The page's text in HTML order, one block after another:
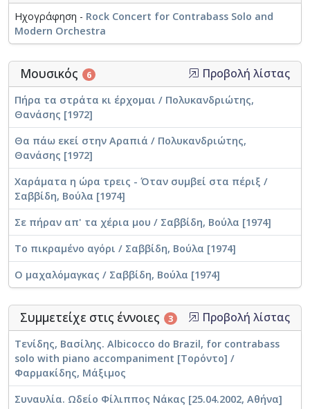
Μουσικό Έργο -Τενίδης, Βασίλης (1936-2017). I'll tell
you in three ways, Serenade for clarinet Bb,
contrabass and light percussion
Μουσικό Έργο -Τενίδης, Βασίλης (1936-2017).
Albicocco do Brazil, for contrabass solo with
piano accompaniment
Μουσικό Έργο -Τενίδης, Βασίλης (1936-2017).
Variations on a theme from Hepirus for
contrabass solo
Μουσικό Έργο - Τενίδης, Βασίλης (1936-2017). Rock
Concert for Contrabass Solo and Modern Orchestra
Ηχογράφηση - Rock Concert for Contrabass Solo and
Modern Orchestra
Μουσικός 6 Προβολή λίστας
Πήρα τα στράτα κι έρχομαι / Πολυκανδριώτης,
Θανάσης [1972]
Θα πάω εκεί στην Αραπιά / Πολυκανδριώτης,
Θανάσης [1972]
Χαράματα η ώρα τρεις - Όταν συμβεί στα πέριξ /
Σαββίδη, Βούλα [1974]
Σε πήραν απ' τα χέρια μου / Σαββίδη, Βούλα [1974]
Το πικραμένο αγόρι / Σαββίδη, Βούλα [1974]
Ο μαχαλόμαγκας / Σαββίδη, Βούλα [1974]
Συμμετείχε στις έννοιες 3 Προβολή λίστας
Τενίδης, Βασίλης. Albicocco do Brazil, for contrabass
solo with piano accompaniment [Τορόντο] /
Φαρμακίδης, Μάξιμος
Συναυλία. Ωδείο Φίλιππος Νάκας [25.04.2002, Αθήνα]